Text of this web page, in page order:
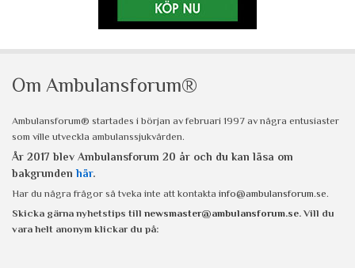
Om Ambulansforum®
Ambulansforum® startades i början av februari 1997 av några entusiaster
som ville utveckla ambulanssjukvården.
År 2017 blev Ambulansforum 20 år och du kan läsa om
bakgrunden här.
Har du några frågor så tveka inte att kontakta info@ambulansforum.se.
Skicka gärna nyhetstips till newsmaster@ambulansforum.se. Vill du
vara helt anonym klickar du på: